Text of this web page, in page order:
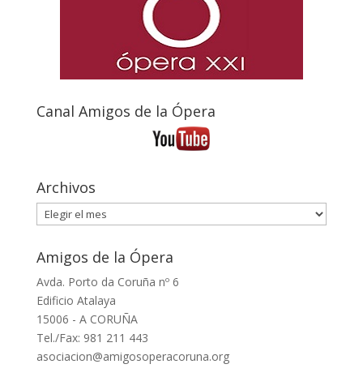
Canal Amigos de la Ópera
Archivos
Archivos
Amigos de la Ópera
Avda. Porto da Coruña nº 6
Edificio Atalaya
15006 - A CORUÑA
Tel./Fax: 981 211 443
asociacion@amigosoperacoruna.org